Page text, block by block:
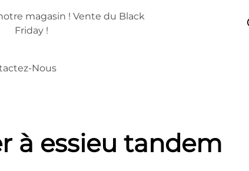
magasin ! Vente du Black
Friday !
Nous
à essieu tandem